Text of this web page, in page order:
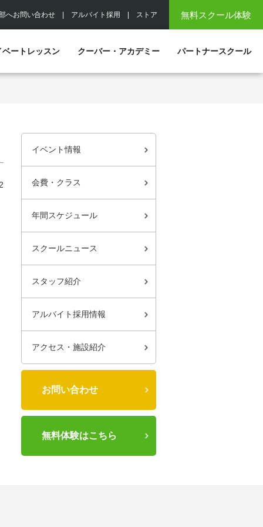
無料スクール体験
へお問い合わせ アルバイト採用 ストア
ベートレッスン クーバー・アカデミー パートナースクール
イベント情報
会費・クラス
年間スケジュール
スクールニュース
スタッフ紹介
アルバイト採用情報
アクセス・施設紹介
お問い合わせ
無料体験はこちら